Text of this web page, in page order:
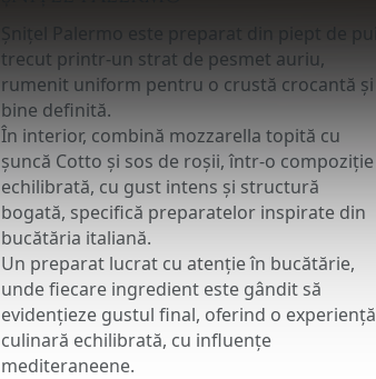
Șnițel Palermo este preparat din piept de pui,
trecut printr-un strat de pesmet auriu,
rumenit uniform pentru o crustă crocantă și
bine definită.
În interior, combină mozzarella topită cu
șuncă Cotto și sos de roșii, într-o compoziție
echilibrată, cu gust intens și structură
bogată, specifică preparatelor inspirate din
bucătăria italiană.
Un preparat lucrat cu atenție în bucătărie,
unde fiecare ingredient este gândit să
evidențieze gustul final, oferind o experiență
culinară echilibrată, cu influențe
mediteraneene.